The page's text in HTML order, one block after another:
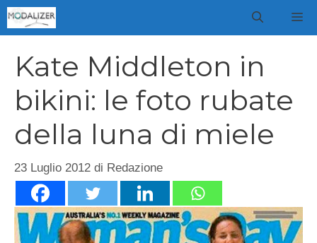
Vai
al
Kate Middleton in
bikini: le foto rubate
della luna di miele
23 Luglio 2012 di Redazione